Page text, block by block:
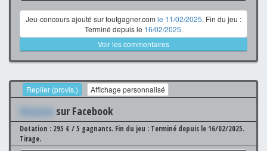
Jeu-concours ajouté sur toutgagner.com le 11/02/2025. Fin du jeu :
Terminé depuis le 16/02/2025.
Voir les commentaires
Replier (provis.) Affichage personnalisé
Xxxxxxx sur Facebook
Dotation : 295 € / 5 gagnants. Fin du jeu : Terminé depuis le 16/02/2025.
Tirage.